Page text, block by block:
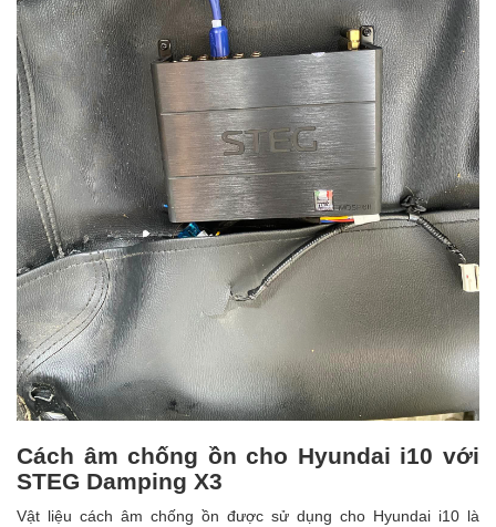
Cách âm chống ồn cho Hyundai i10 với
STEG Damping X3
Vật liệu cách âm chống ồn được sử dụng cho Hyundai i10 là